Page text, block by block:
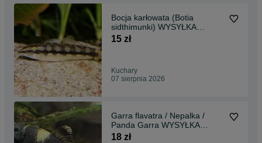
Bocja karłowata (Botia
sidthimunki) WYSYŁKA
AKWAWIN
15 zł
Kuchary
07 sierpnia 2026
Garra flavatra / Nepalka /
Panda Garra WYSYŁKA
AKWAWIN
18 zł